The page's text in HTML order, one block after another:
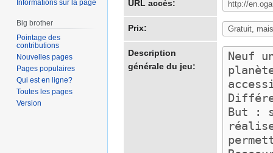
URL accès:
Prix:
Description
générale du jeu:
Informations sur la page
Big brother
Pointage des
contributions
Nouvelles pages
Pages populaires
Qui est en ligne?
Toutes les pages
Version